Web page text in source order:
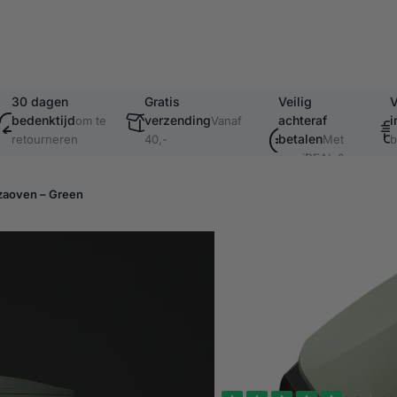
30 dagen
bedenktijdom te
retourneren
Gratis
verzendingVanaf
40,-
Veilig
achteraf
betalenMet
o.a. iDEAL &
– Green
Witt
Digitale controle,